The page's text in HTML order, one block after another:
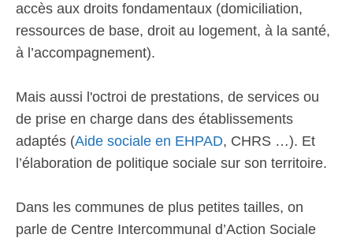
accès aux droits fondamentaux (domiciliation,
ressources de base, droit au logement, à la santé,
à l’accompagnement).
Mais aussi l'octroi de prestations, de services ou
de prise en charge dans des établissements
adaptés (Aide sociale en EHPAD, CHRS …). Et
l’élaboration de politique sociale sur son territoire.
Dans les communes de plus petites tailles, on
parle de Centre Intercommunal d’Action Sociale